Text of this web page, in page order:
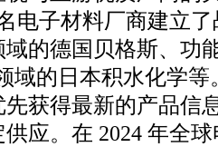
电子材料厂商建立
的德国贝格斯、功
域的日本积水化学
获得最新的产品信
应。在 2024 年全